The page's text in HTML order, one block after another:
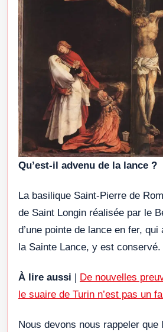
Qu’est-il advenu de la lance ?
La basilique Saint-Pierre de
de Saint Longin réalisée par le
d’une pointe de lance en fer,
la Sainte Lance, y est conservé.
À lire aussi | De nouvelles
le suaire de Turin n’est pas un
Nous devons nous rappeler